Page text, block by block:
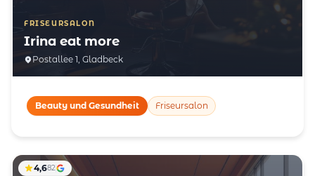
FRISEURSALON
Irina eat more
Postallee 1, Gladbeck
Beauty und Gesundheit Friseursalon
4,682